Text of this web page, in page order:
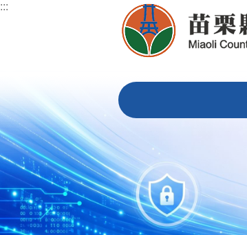
跳到主要內容區塊
:::